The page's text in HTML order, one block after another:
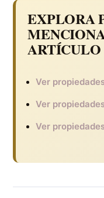
EXPLORA
ARTÍCULO
Ver
Ver
Ver